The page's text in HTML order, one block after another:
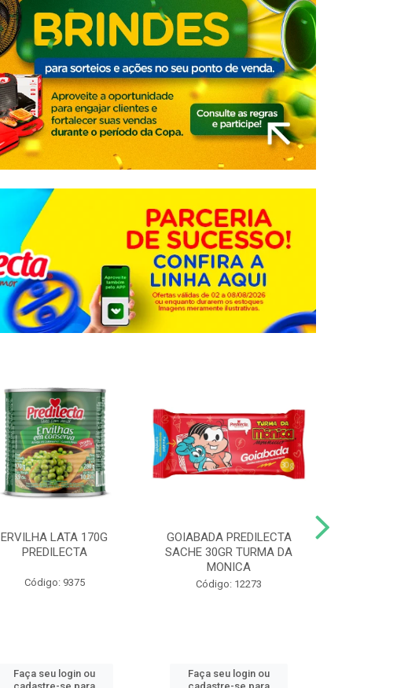
ERVILHA LATA 170G
PREDILECTA
Código: 9375
Faça seu login ou
GOIABADA PREDILECTA
SACHE 30GR TURMA DA
MONICA
Código: 12273
Faça seu login ou